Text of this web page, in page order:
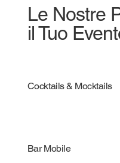
Le Nostre
il Tuo
Cocktails & Mocktails
Bar Mobile